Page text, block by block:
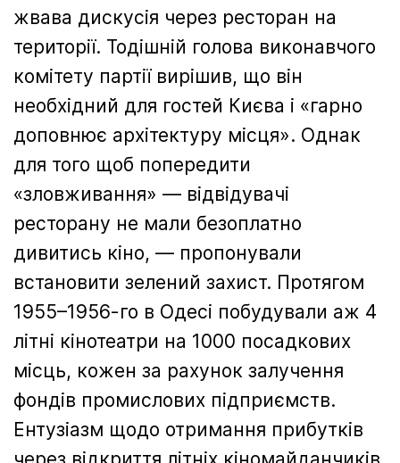
жвава дискусія через ресторан на
території. Тодішній голова виконавчого
комітету партії вирішив, що він
необхідний для гостей Києва і «гарно
доповнює архітектуру місця». Однак
для того щоб попередити
«зловживання» — відвідувачі
ресторану не мали безоплатно
дивитись кіно, — пропонували
встановити зелений захист. Протягом
1955–1956-го в Одесі побудували аж 4
літні кінотеатри на 1000 посадкових
місць, кожен за рахунок залучення
фондів промислових підприємств.
Ентузіазм щодо отримання прибутків
через відкриття літніх кіномайданчиків